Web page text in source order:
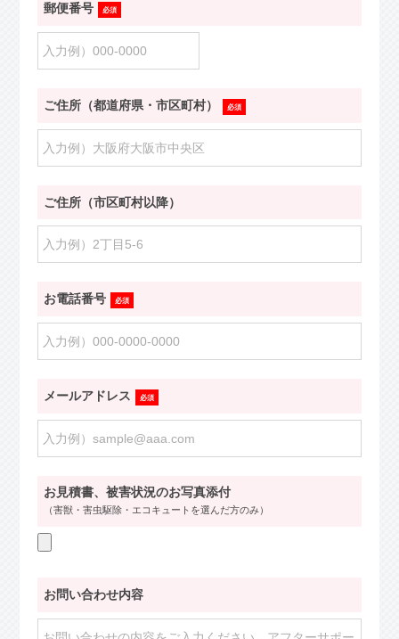
郵便番号 必須
ご住所（都道府県・市区町村） 必須
ご住所（市区町村以降）
お電話番号 必須
メールアドレス 必須
お見積書、被害状況のお写真添付
（害獣・害虫駆除・エコキュートを選んだ方のみ）
お問い合わせ内容